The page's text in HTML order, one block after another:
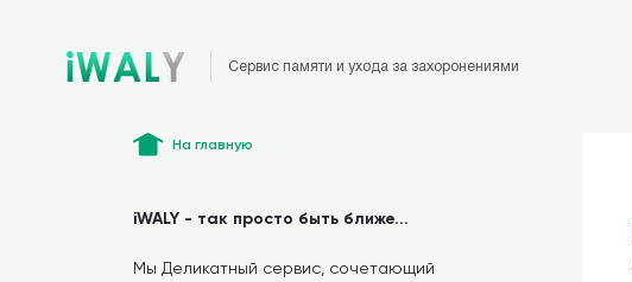
Сервис памяти и ухода за захоронениями
На главную
iWALY - так просто быть ближе...
Мы Деликатный сервис, сочетающий